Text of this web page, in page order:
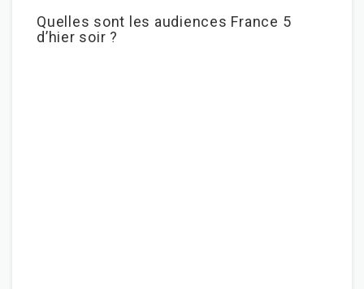
Quelles sont les audiences France 5
d’hier soir ?